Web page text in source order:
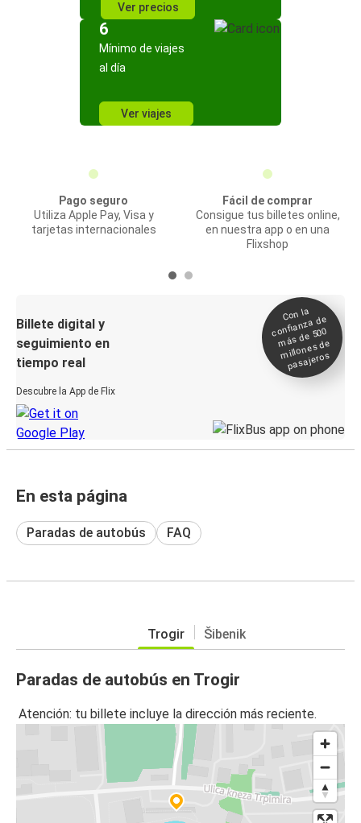
Ver precios
6
Mínimo de viajes
al día
Ver viajes
Pago seguro
Utiliza Apple Pay, Visa y
tarjetas internacionales
Fácil de comprar
Consigue tus billetes online,
en nuestra app o en una
Flixshop
Billete digital y
seguimiento en
tiempo real
Descubre la App de Flix
Con la
confianza de
más de 500
millones de
pasajeros
En esta página
Paradas de autobús FAQ
Trogir Šibenik
Paradas de autobús en Trogir
Atención: tu billete incluye la dirección más reciente.